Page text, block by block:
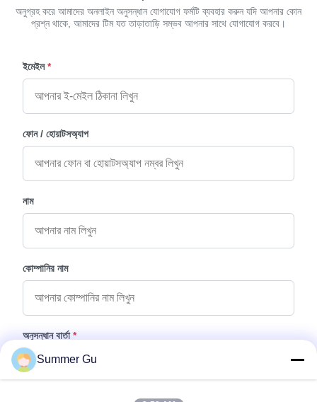
অনুগ্রহ করে আমাদের অনলাইন অনুসন্ধান যোগাযোগ ফর্মটি ব্যবহার করুন যদি আপনার কোন
প্রশ্ন থাকে, আমাদের টিম যত তাড়াতাড়ি সম্ভব আপনার সাথে যোগাযোগ করবে।
ইমেইল *
ফোন / হোয়াটসঅ্যাপ
নাম
কোম্পানির নাম
অনুসন্ধান বার্তা *
Summer Gu